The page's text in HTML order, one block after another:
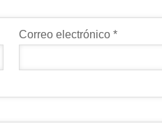
Correo electrónico *